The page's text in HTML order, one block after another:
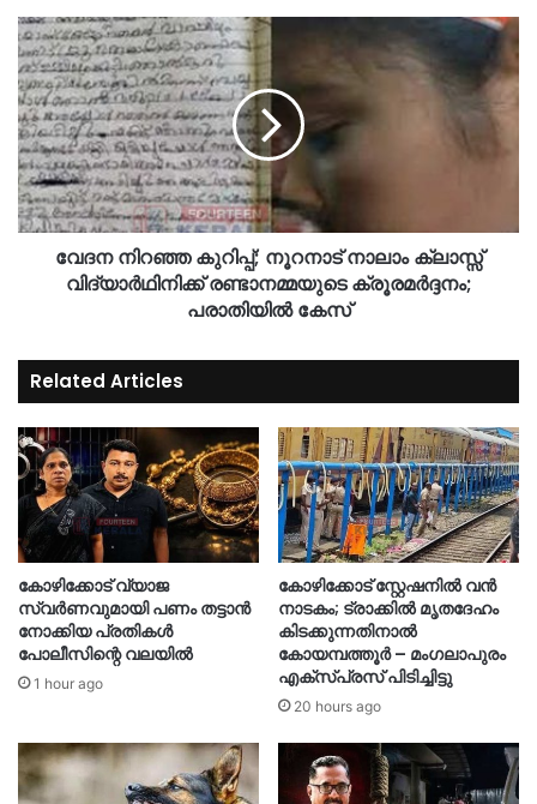
വേദന നിറഞ്ഞ കുറിപ്പ്; നൂറനാട് നാലാം ക്ലാസ്സ്
വിദ്യാര്‍ഥിനിക്ക് രണ്ടാനമ്മയുടെ ക്രൂരമര്‍ദ്ദനം;
പരാതിയിൽ കേസ്
Related Articles
കോഴിക്കോട് വ്യാജ
സ്വർണവുമായി പണം തട്ടാൻ
നോക്കിയ പ്രതികൾ
പോലീസിന്റെ വലയിൽ
1 hour ago
കോഴിക്കോട് സ്റ്റേഷനിൽ വൻ
നാടകം; ട്രാക്കിൽ മൃതദേഹം
കിടക്കുന്നതിനാൽ
കോയമ്പത്തൂർ – മംഗലാപുരം
എക്സ്പ്രസ് പിടിച്ചിട്ടു
20 hours ago